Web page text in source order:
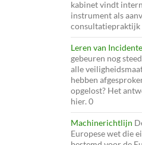
kabinet vindt
instrument als
consultatiepraktijk
Leren van
gebeuren nog
alle
hebben
opgelost? Het
hier. 0
Machinerichtlijn
Europese wet die